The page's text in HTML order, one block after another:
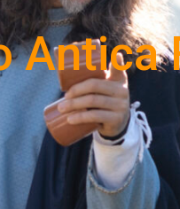
Antica